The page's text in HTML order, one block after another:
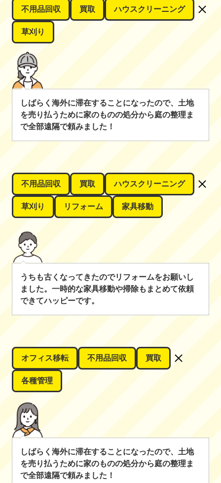
不用品回収 買取 ハウスクリーニング
草刈り
しばらく海外に滞在することになったので、土地
を売り払うために家のものの処分から庭の整理ま
で全部遠隔で頼みました！
不用品回収 買取 ハウスクリーニング
草刈り リフォーム 家具移動
うちも古くなってきたのでリフォームをお願いし
ました。一時的な家具移動や掃除もまとめて依頼
できてハッピーです。
オフィス移転 不用品回収 買取
各種管理
しばらく海外に滞在することになったので、土地
を売り払うために家のものの処分から庭の整理ま
で全部遠隔で頼みました！